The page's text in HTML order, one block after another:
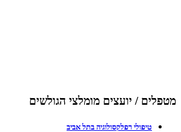
מטפלים / יועצים מומלצי הגולשים
טיפולי רפלקסולוגיה בתל אביב